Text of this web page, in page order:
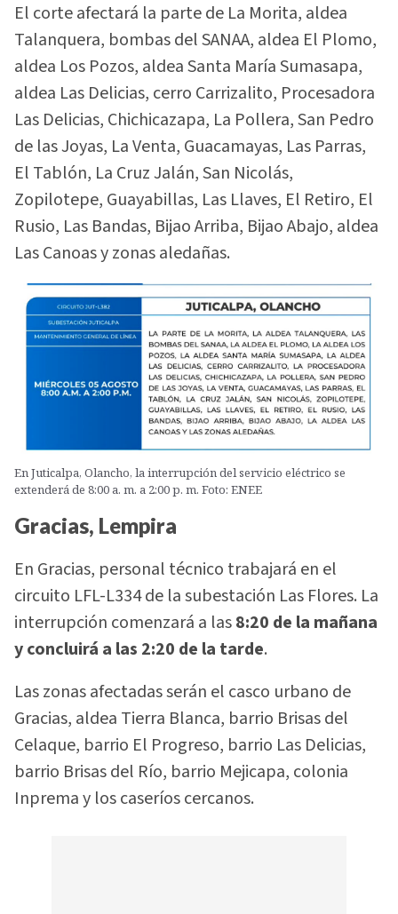
El corte afectará la parte de La Morita, aldea
Talanquera, bombas del SANAA, aldea El Plomo,
aldea Los Pozos, aldea Santa María Sumasapa,
aldea Las Delicias, cerro Carrizalito, Procesadora
Las Delicias, Chichicazapa, La Pollera, San Pedro
de las Joyas, La Venta, Guacamayas, Las Parras,
El Tablón, La Cruz Jalán, San Nicolás,
Zopilotepe, Guayabillas, Las Llaves, El Retiro, El
Rusio, Las Bandas, Bijao Arriba, Bijao Abajo, aldea
Las Canoas y zonas aledañas.
En Juticalpa, Olancho, la interrupción del servicio eléctrico se
extenderá de 8:00 a. m. a 2:00 p. m. Foto: ENEE
Gracias, Lempira
En Gracias, personal técnico trabajará en el
circuito LFL-L334 de la subestación Las Flores. La
interrupción comenzará a las8:20 de la mañana
y concluirá a las 2:20 de la tarde.
Las zonas afectadas serán el casco urbano de
Gracias, aldea Tierra Blanca, barrio Brisas del
Celaque, barrio El Progreso, barrio Las Delicias,
barrio Brisas del Río, barrio Mejicapa, colonia
Inprema y los caseríos cercanos.